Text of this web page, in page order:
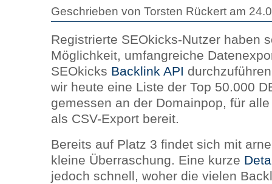
Geschrieben von Torsten Rückert am
Registrierte SEOkicks-Nutzer haben
Möglichkeit, umfangreiche
SEOkicks Backlink API
wir heute eine Liste der Top 50.000
gemessen an der Domainpop, für
als CSV-Export bereit.
Bereits auf Platz 3 findet sich mit
kleine Überraschung. Eine kurze
jedoch schnell, woher die vielen